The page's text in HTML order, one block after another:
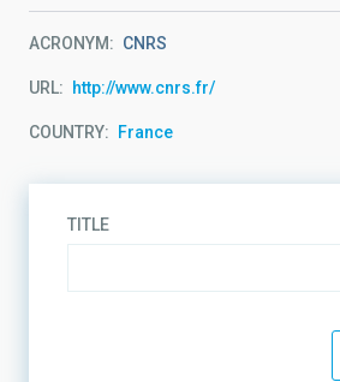
ACRONYM CNRS
URL http://www.cnrs.fr/
COUNTRY France
TITLE